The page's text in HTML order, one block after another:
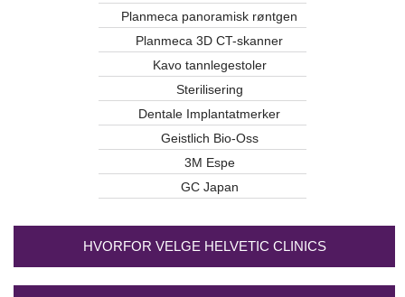
Planmeca panoramisk røntgen
Planmeca 3D CT-skanner
Kavo tannlegestoler
Sterilisering
Dentale Implantatmerker
Geistlich Bio-Oss
3M Espe
GC Japan
HVORFOR VELGE HELVETIC CLINICS